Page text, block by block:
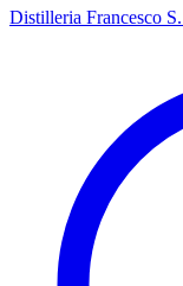
Distilleria Francesco